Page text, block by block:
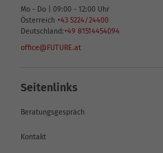
Mo - Do | 09:00 - 12:00 Uhr
Österreich +43 5224/24400
Deutschland:+49 81514454094
office@FUTURE.at
Seitenlinks
Beratungsgespräch
Kontakt